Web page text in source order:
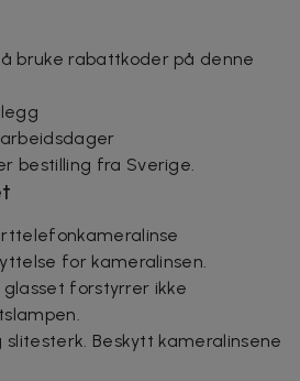
bruke rabattkoder på denne
bestilling fra Sverige.
for kameralinsen.
forstyrrer ikke
Beskytt kameralinsene